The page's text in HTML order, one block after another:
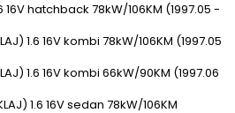
16V hatchback 78kW/106KM (1997.05 -
1.6 16V kombi 78kW/106KM (1997.05
1.6 16V kombi 66kW/90KM (1997.06
1.6 16V sedan 78kW/106KM